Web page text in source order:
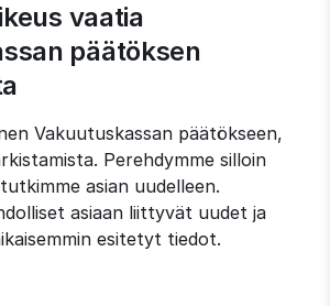
vaatia
päätöksen
Vakuutuskassan päätökseen,
Perehdymme silloin
asian uudelleen.
asiaan liittyvät uudet ja
esitetyt tiedot.